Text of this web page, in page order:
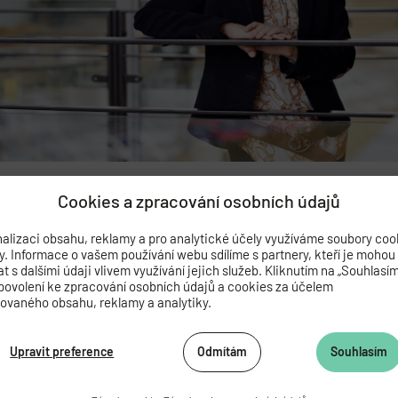
Cookies a zpracování osobních údajů
obsahu, reklamy a pro analytické účely využíváme soubory
Informace o vašem používání webu sdílíme s partnery, kteří je mohou
s dalšími údaji vlivem využívání jejich služeb. Kliknutím na
ke zpracování osobních údajů a cookies za účelem
obsahu, reklamy a analytiky.
Souhlasím
Odmítám
Upravit preference
profesorem